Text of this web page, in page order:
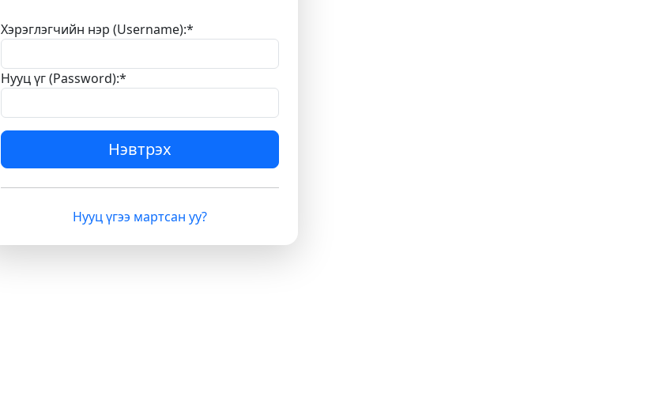
Хэрэглэгчийн нэр (Username):*
Нууц үг (Password):*
Нэвтрэх
Нууц үгээ мартсан уу?